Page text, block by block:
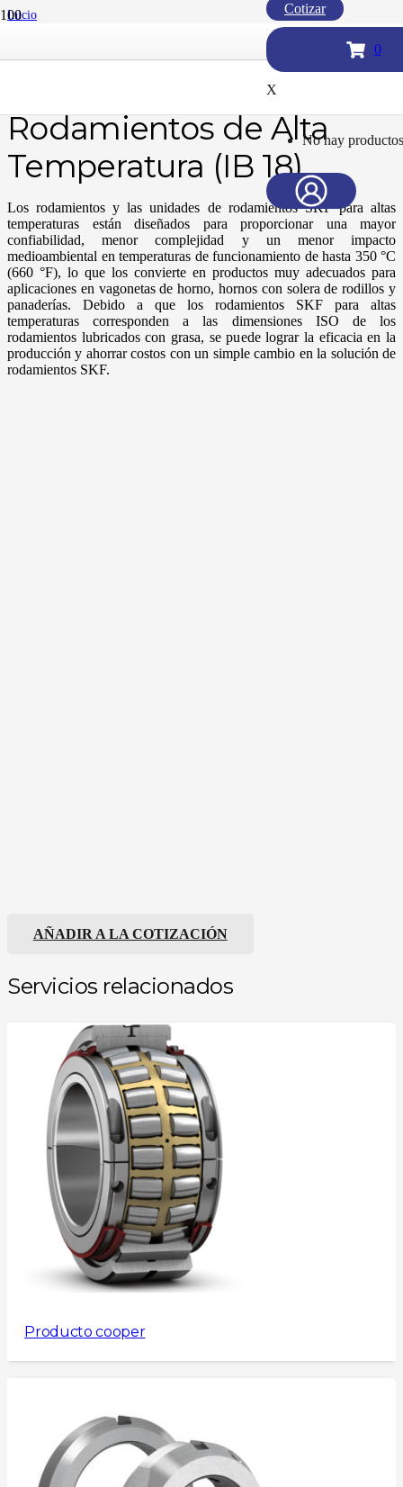
Cotizar
0
X
No hay
Inicio
/
Rodamientos de Alta
Temperatura (IB 18)
Los rodamientos y las unidades de rodamientos SKF para altas
temperaturas están diseñados para proporcionar una mayor
confiabilidad, menor complejidad y un menor impacto
medioambiental en temperaturas de funcionamiento de hasta 350 °C
(660 °F), lo que los convierte en productos muy adecuados para
aplicaciones en vagonetas de horno, hornos con solera de rodillos y
panaderías. Debido a que los rodamientos SKF para altas
temperaturas corresponden a las dimensiones ISO de los
rodamientos lubricados con grasa, se puede lograr la eficacia en la
producción y ahorrar costos con un simple cambio en la solución de
rodamientos SKF.
AÑADIR A LA COTIZACIÓN
Servicios relacionados
Producto cooper